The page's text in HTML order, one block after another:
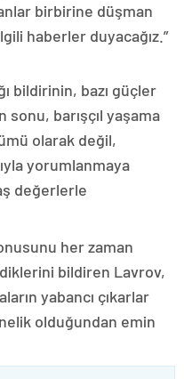
birbirine düşman
haberler duyacağız.”
bildirinin, bazı güçler
barışçıl yaşama
olarak değil,
yorumlanmaya
değerlerle
her zaman
bildiren Lavrov,
yabancı çıkarlar
olduğundan emin